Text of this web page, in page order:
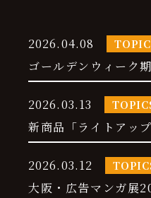
2026.04.08
ゴールデンウィーク
2026.03.13
新商品「ライトアッ
せ
2026.03.12
大阪・広告マンガ展